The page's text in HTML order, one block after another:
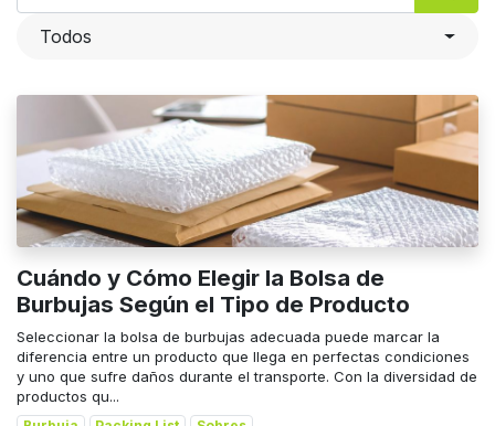
Todos
Cuándo y Cómo Elegir la Bolsa de
Burbujas Según el Tipo de Producto
Seleccionar la bolsa de burbujas adecuada puede marcar la
diferencia entre un producto que llega en perfectas condiciones
y uno que sufre daños durante el transporte. Con la diversidad de
productos qu...